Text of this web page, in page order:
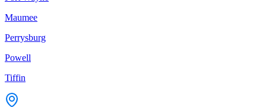
Maumee
Perrysburg
Powell
Tiffin